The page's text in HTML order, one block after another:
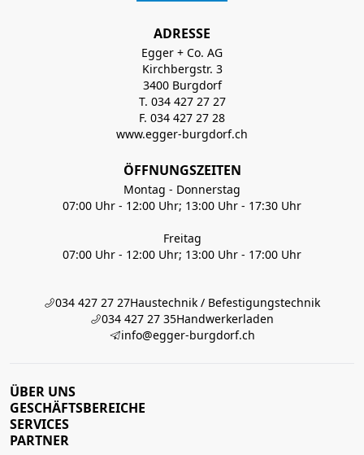
ADRESSE
Egger + Co. AG
Kirchbergstr. 3
3400 Burgdorf
T. 034 427 27 27
F. 034 427 27 28
www.egger-burgdorf.ch
ÖFFNUNGSZEITEN
Montag - Donnerstag
07:00 Uhr - 12:00 Uhr; 13:00 Uhr - 17:30 Uhr
Freitag
07:00 Uhr - 12:00 Uhr; 13:00 Uhr - 17:00 Uhr
034 427 27 27Haustechnik / Befestigungstechnik
034 427 27 35Handwerkerladen
info@egger-burgdorf.ch
ÜBER UNS
GESCHÄFTSBEREICHE
SERVICES
PARTNER